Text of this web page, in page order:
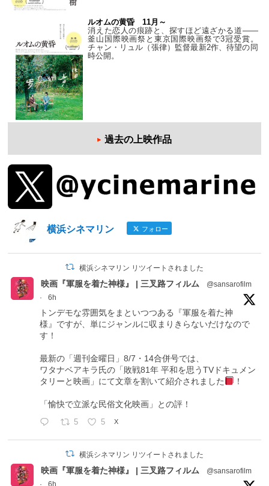
ルオムの黄昏 11月～
消えた恋人の痕跡と、探すほど遠ざかる道——
釜山国際映画祭と東京国際映画祭で3冠受賞。
チャン・リュル（張律）監督最新2作、待望の同
時公開。
過去の上映作品
横浜シネマリン フォロー
横浜シネマリン リツイートされました
映画『軍服を着た神様』 | 三叉路フィルム
@sansarofilm
·
6h
トンデモな雰囲気をまといつつある『軍服を着た神
様』ですが、単にジャンルに収まりきらないだけなので
す！
最新の「週刊金曜日」8/7・14合併号では、
ワタナベアキラ氏の「敗戦81年 平和を思うTVドキュメン
タリーと映画」にて文章を割いて紹介されました
！
「愉快で立派な民俗文化映画」との評！
5 5 X
横浜シネマリン リツイートされました
映画『軍服を着た神様』 | 三叉路フィルム
@sansarofilm
·
6h